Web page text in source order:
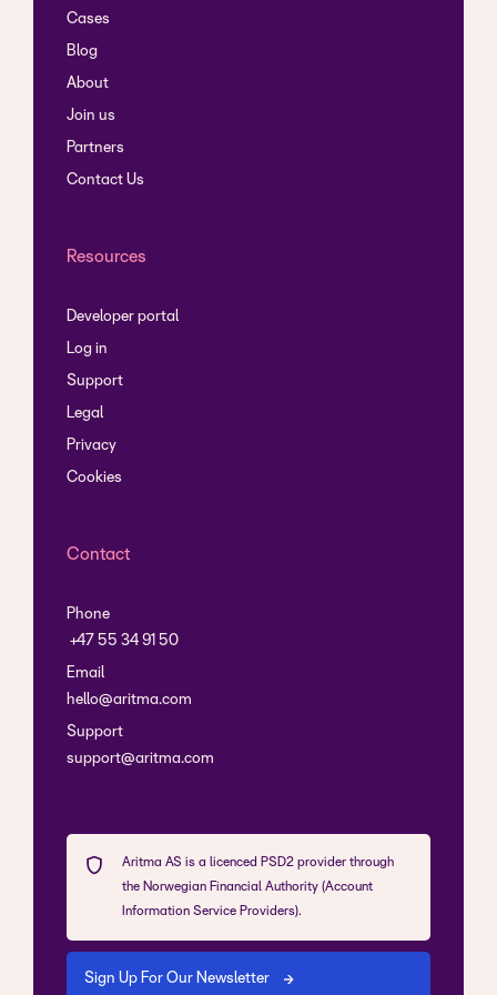
Cases
Blog
About
Join us
Partners
Contact Us
Resources
Developer portal
Log in
Support
Legal
Privacy
Cookies
Contact
Phone
+47 55 34 91 50
Email
hello@aritma.com
Support
support@aritma.com
Aritma AS is a licenced PSD2 provider through
the Norwegian Financial Authority (Account
Information Service Providers).
Sign Up For Our Newsletter